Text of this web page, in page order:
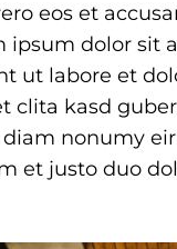
eos et
dolor
labore et
clita kasd
nonumy
et justo duo